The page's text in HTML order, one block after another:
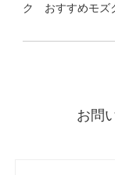
ク おすすめモズ
お問